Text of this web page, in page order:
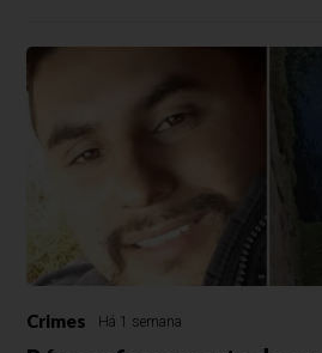
Crimes Há 1 semana